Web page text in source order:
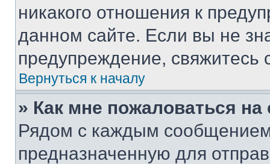
никакого отношения к
данном сайте. Если вы не
предупреждение,
Вернуться к началу
» Как мне пожаловаться
Рядом с каждым сообщением
предназначенную для